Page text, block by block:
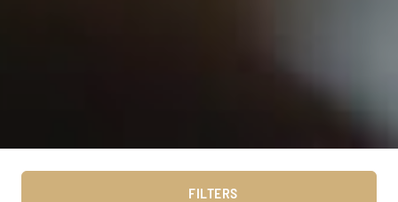
FILTERS